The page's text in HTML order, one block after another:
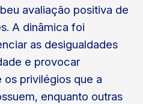
avaliação positiva de
A dinâmica foi
as desigualdades
e provocar
privilégios que a
enquanto outras